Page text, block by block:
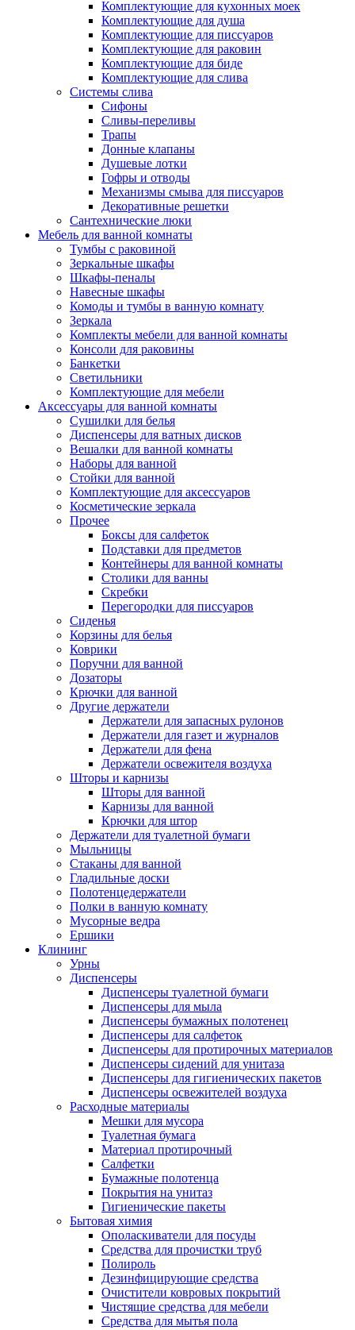
Комплектующие для кухонных моек
Комплектующие для душа
Комплектующие для писсуаров
Комплектующие для раковин
Комплектующие для биде
Комплектующие для слива
Системы слива
Сифоны
Сливы-переливы
Трапы
Донные клапаны
Душевые лотки
Гофры и отводы
Механизмы смыва для писсуаров
Декоративные решетки
Сантехнические люки
Мебель для ванной комнаты
Тумбы с раковиной
Зеркальные шкафы
Шкафы-пеналы
Навесные шкафы
Комоды и тумбы в ванную комнату
Зеркала
Комплекты мебели для ванной комнаты
Консоли для раковины
Банкетки
Светильники
Комплектующие для мебели
Аксессуары для ванной комнаты
Сушилки для белья
Диспенсеры для ватных дисков
Вешалки для ванной комнаты
Наборы для ванной
Стойки для ванной
Комплектующие для аксессуаров
Косметические зеркала
Прочее
Боксы для салфеток
Подставки для предметов
Контейнеры для ванной комнаты
Столики для ванны
Скребки
Перегородки для писсуаров
Сиденья
Корзины для белья
Коврики
Поручни для ванной
Дозаторы
Крючки для ванной
Другие держатели
Держатели для запасных рулонов
Держатели для газет и журналов
Держатели для фена
Держатели освежителя воздуха
Шторы и карнизы
Шторы для ванной
Карнизы для ванной
Крючки для штор
Держатели для туалетной бумаги
Мыльницы
Стаканы для ванной
Гладильные доски
Полотенцедержатели
Полки в ванную комнату
Мусорные ведра
Ершики
Клининг
Урны
Диспенсеры
Диспенсеры туалетной бумаги
Диспенсеры для мыла
Диспенсеры бумажных полотенец
Диспенсеры для салфеток
Диспенсеры для протирочных материалов
Диспенсеры сидений для унитаза
Диспенсеры для гигиенических пакетов
Диспенсеры освежителей воздуха
Расходные материалы
Мешки для мусора
Туалетная бумага
Материал протирочный
Салфетки
Бумажные полотенца
Покрытия на унитаз
Гигиенические пакеты
Бытовая химия
Ополаскиватели для посуды
Средства для прочистки труб
Полироль
Дезинфицирующие средства
Очистители ковровых покрытий
Чистящие средства для мебели
Средства для мытья пола